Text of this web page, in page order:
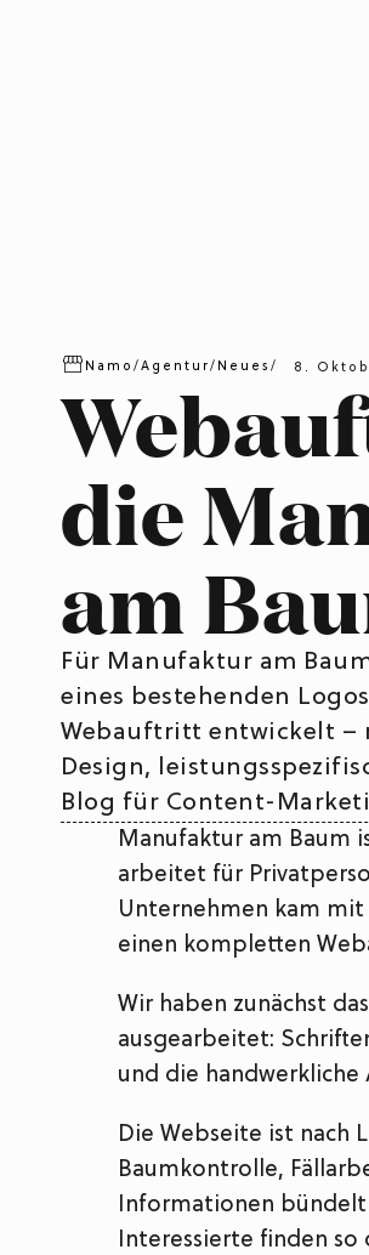
Namo /Agentur/ Neues / 8.
die
am
Für Manufaktur am
eines bestehenden
Webauftritt entwickelt –
Design,
Blog für Content-
Manufaktur am Baum
arbeitet für
Unternehmen kam mit
einen kompletten
Wir haben zunächst
ausgearbeitet:
und die handwerkliche
Die Webseite ist nach
Baumkontrolle,
Informationen
Interessierte finden so